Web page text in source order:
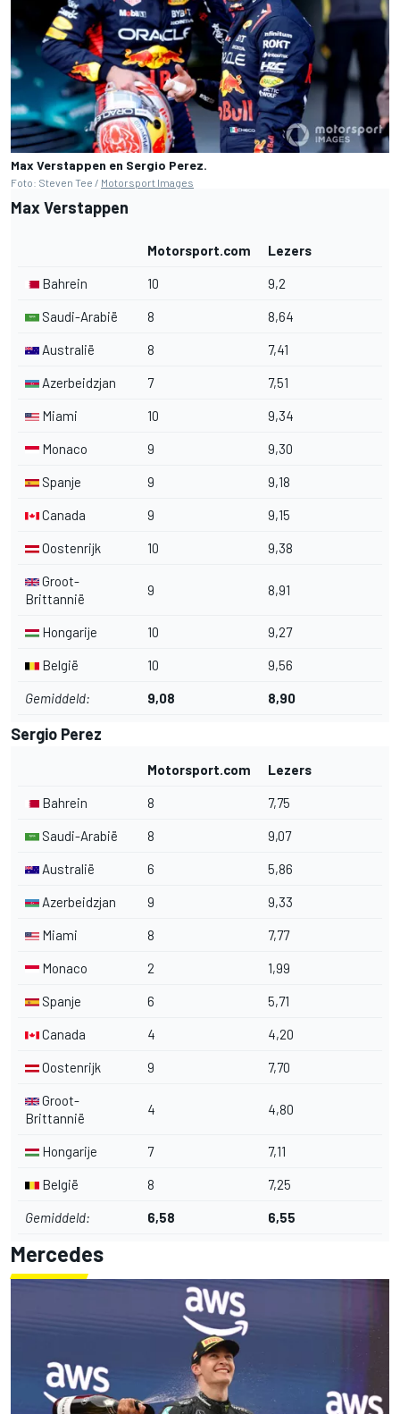
Max Verstappen en Sergio Perez.
Foto: Steven Tee / Motorsport Images
Max Verstappen
Motorsport.com Lezers
Bahrein 10 9,2
Saudi-Arabië 8 8,64
Australië 8 7,41
Azerbeidzjan 7 7,51
Miami 10 9,34
Monaco 9 9,30
Spanje 9 9,18
Canada 9 9,15
Oostenrijk 10 9,38
Groot-
Brittannië
9 8,91
Hongarije 10 9,27
België 10 9,56
Gemiddeld: 9,08 8,90
Sergio Perez
Motorsport.com Lezers
Bahrein 8 7,75
Saudi-Arabië 8 9,07
Australië 6 5,86
Azerbeidzjan 9 9,33
Miami 8 7,77
Monaco 2 1,99
Spanje 6 5,71
Canada 4 4,20
Oostenrijk 9 7,70
Groot-
Brittannië
4 4,80
Hongarije 7 7,11
België 8 7,25
Gemiddeld: 6,58 6,55
Mercedes